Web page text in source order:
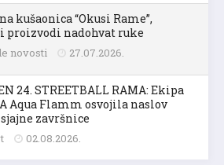
kušaonica “Okusi Rame”,
proizvodi nadohvat ruke
novosti 27.07.2026.
24. STREETBALL RAMA: Ekipa
Aqua Flamm osvojila naslov
završnice
02.08.2026.